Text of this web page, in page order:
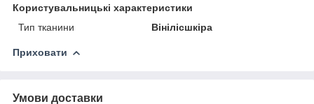
Користувальницькі характеристики
Тип тканини
Вінілісшкіра
Приховати
Умови доставки